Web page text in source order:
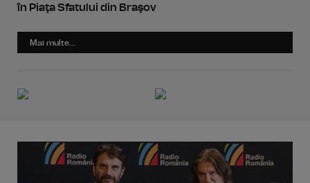
în Piaţa Sfatului din Braşov
Mai multe...